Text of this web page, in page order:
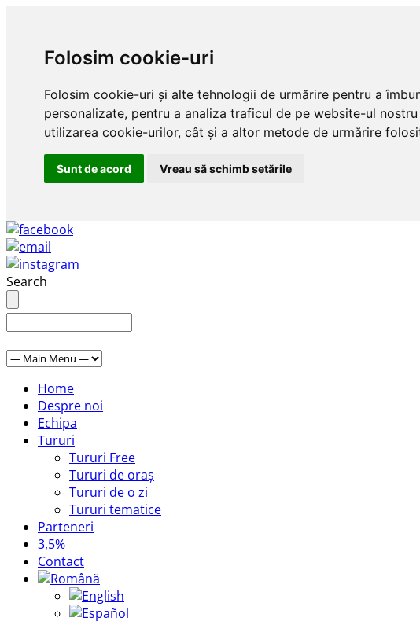
Folosim cookie-uri
Folosim cookie-uri și alte tehnologii de urmărire pentru a
personalizate, pentru a analiza traficul de pe website-ul
utilizarea cookie-urilor, cât și a altor metode de urmărire
Sunt de acord Vreau să schimb setările
Search
Home
Despre noi
Echipa
Tururi
Tururi Free
Tururi de oraș
Tururi de o zi
Tururi tematice
Parteneri
3,5%
Contact